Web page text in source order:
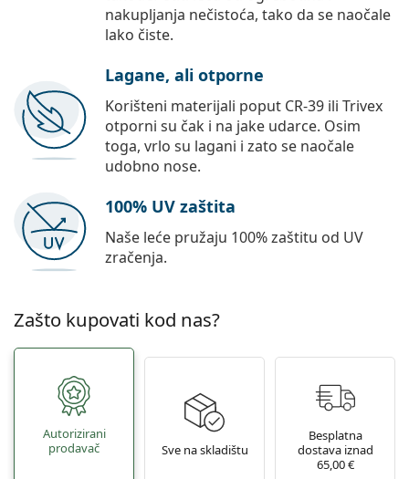
nakupljanja nečistoća, tako da se naočale
lako čiste.
Lagane, ali otporne
Korišteni materijali poput CR-39 ili Trivex
otporni su čak i na jake udarce. Osim
toga, vrlo su lagani i zato se naočale
udobno nose.
100% UV zaštita
Naše leće pružaju 100% zaštitu od UV
zračenja.
Zašto kupovati kod nas?
Autorizirani
prodavač
Sve na skladištu
Besplatna
dostava iznad
65,00 €